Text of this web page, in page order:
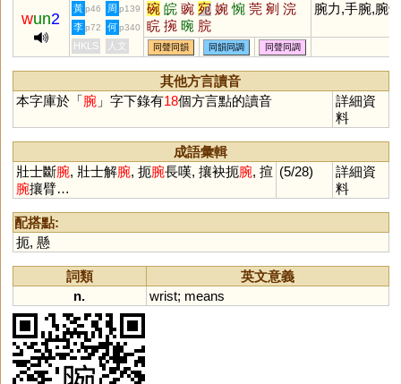
wun2
黃 p46 周 p139 碗 皖 豌 宛 婉 惋 莞 剜 浣
睆 捥 晼 脘
腕力,手腕,腕骨
李 p72 何 p340
HKLS 人文 同聲同韻 同韻同調 同聲同調
其他方言讀音
本字庫於「腕」字下錄有18個方言點的讀音
詳細資
料
成語彙輯
壯士斷腕, 壯士解腕, 扼腕長嘆, 攘袂扼腕, 揎
腕攘臂…
(5/28)
詳細資
料
配搭點:
扼, 懸
詞類
英文意義
n.
wrist; means